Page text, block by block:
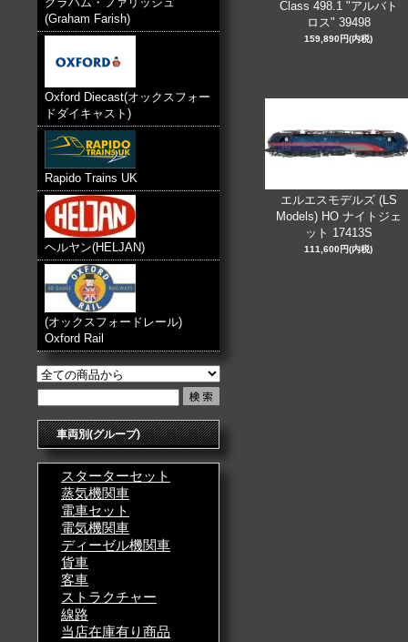
(Graham Farish)
Oxford Diecast(オックスフォー
ドダイキャスト)
Rapido Trains UK
ヘルヤン(HELJAN)
(オックスフォードレール)
Oxford Rail
車両別(グループ)
スターターセット
蒸気機関車
電車セット
電気機関車
ディーゼル機関車
貨車
客車
ストラクチャー
線路
当店在庫有り商品
Class 498.1 "アルバト
ロス" 39498
159,890円(内税)
エルエスモデルズ (LS
Models) HO ナイトジェ
ット 17413S
111,600円(内税)